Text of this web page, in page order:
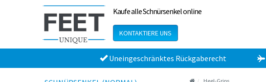
Kaufe alle Schnürsenkel online
KONTAKTIERE UNS
Uneingeschränktes Rückgaberecht